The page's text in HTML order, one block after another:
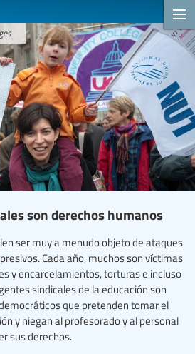
son derechos humanos
ser muy a menudo objeto de ataques
Cada año, muchos son víctimas
y encarcelamientos, torturas e incluso
sindicales de la educación son
que pretenden tomar el
y niegan al profesorado y al personal
sus derechos.